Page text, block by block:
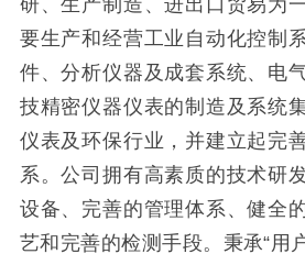
研、生产制造、进出口贸易为
要生产和经营工业自动化控制
件、分析仪器及成套系统、电
技精密仪器仪表的制造及系统
仪表及环保行业，并建立起完
系。公司拥有高素质的技术研
设备、完善的管理体系、健全
艺和完善的检测手段。秉承“用